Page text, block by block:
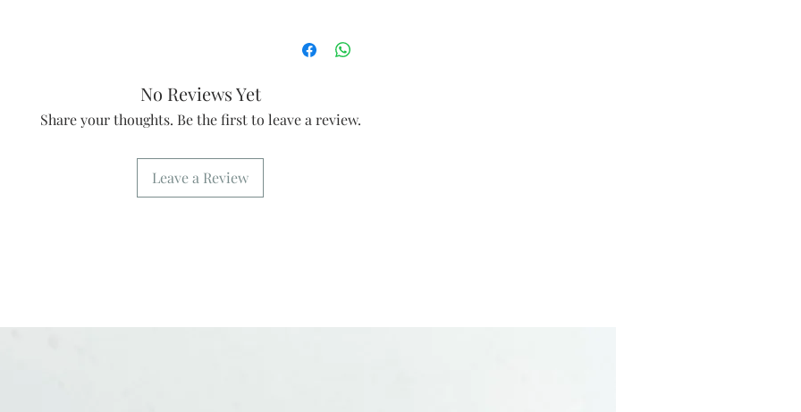
No Reviews Yet
Share your thoughts. Be the first to leave a review.
Leave a Review